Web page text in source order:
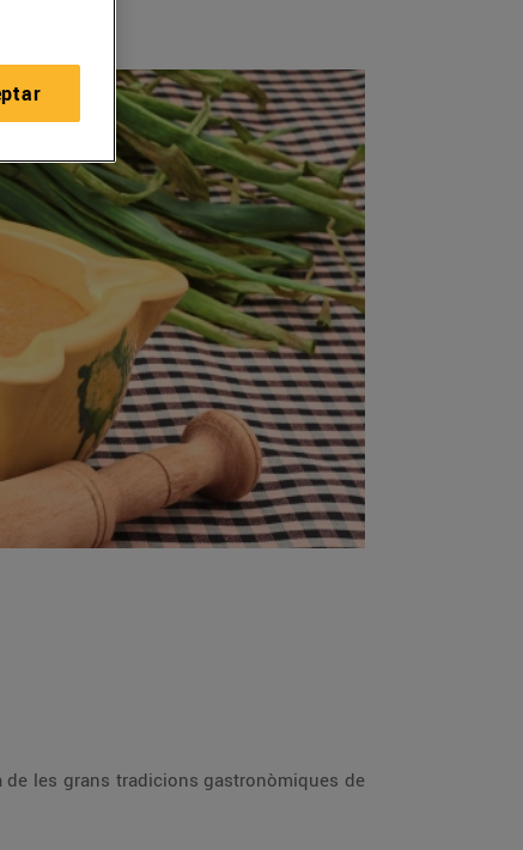
de les grans tradicions gastronòmiques de